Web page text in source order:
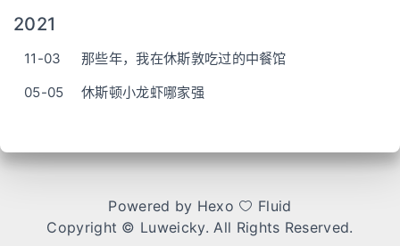
2021
11-03
那些年，我在休斯敦吃过的中餐馆
05-05
休斯顿小龙虾哪家强
Powered by Hexo
Fluid
Copyright © Luweicky. All Rights Reserved.